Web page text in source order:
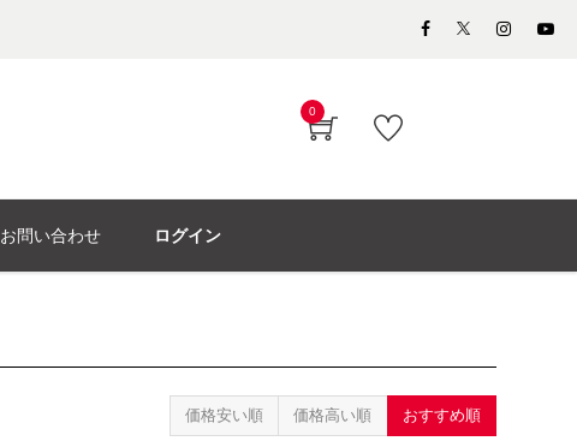
0
お問い合わせ ログイン
価格安い順 価格高い順 おすすめ順